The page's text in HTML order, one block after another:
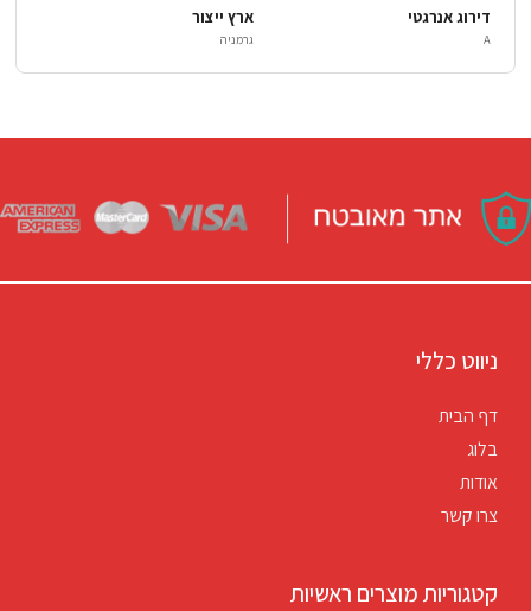
דירוג אנרגטי
A
ארץ ייצור
גרמניה
ניווט כללי
דף הבית
בלוג
אודות
צרו קשר
קטגוריות מוצרים ראשיות